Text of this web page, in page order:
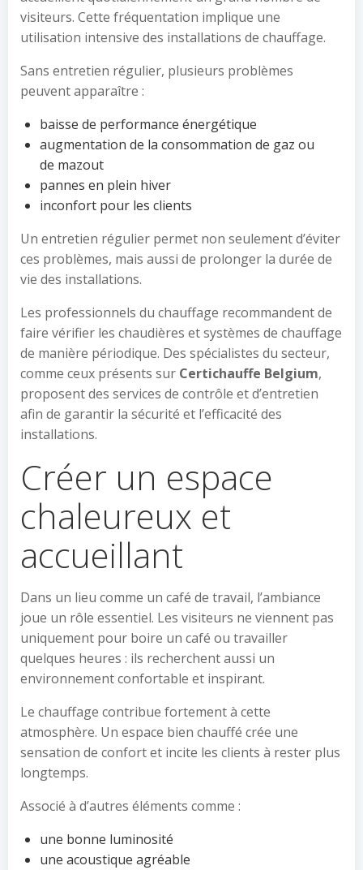
visiteurs. Cette fréquentation implique une
utilisation intensive des installations de chauffage.
Sans entretien régulier, plusieurs problèmes
peuvent apparaître :
baisse de performance énergétique
augmentation de la consommation de gaz ou
de mazout
pannes en plein hiver
inconfort pour les clients
Un entretien régulier permet non seulement d’éviter
ces problèmes, mais aussi de prolonger la durée de
vie des installations.
Les professionnels du chauffage recommandent de
faire vérifier les chaudières et systèmes de chauffage
de manière périodique. Des spécialistes du secteur,
comme ceux présents sur Certichauffe Belgium,
proposent des services de contrôle et d’entretien
afin de garantir la sécurité et l’efficacité des
installations.
Créer un espace
chaleureux et
accueillant
Dans un lieu comme un café de travail, l’ambiance
joue un rôle essentiel. Les visiteurs ne viennent pas
uniquement pour boire un café ou travailler
quelques heures : ils recherchent aussi un
environnement confortable et inspirant.
Le chauffage contribue fortement à cette
atmosphère. Un espace bien chauffé crée une
sensation de confort et incite les clients à rester plus
longtemps.
Associé à d’autres éléments comme :
une bonne luminosité
une acoustique agréable